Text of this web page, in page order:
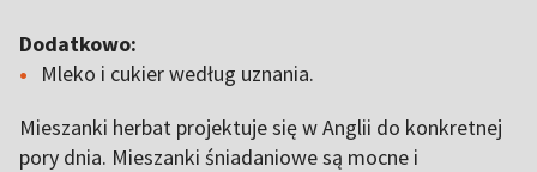
Dodatkowo:
Mleko i cukier według uznania.
Mieszanki herbat projektuje się w Anglii do konkretnej
pory dnia. Mieszanki śniadaniowe są mocne i